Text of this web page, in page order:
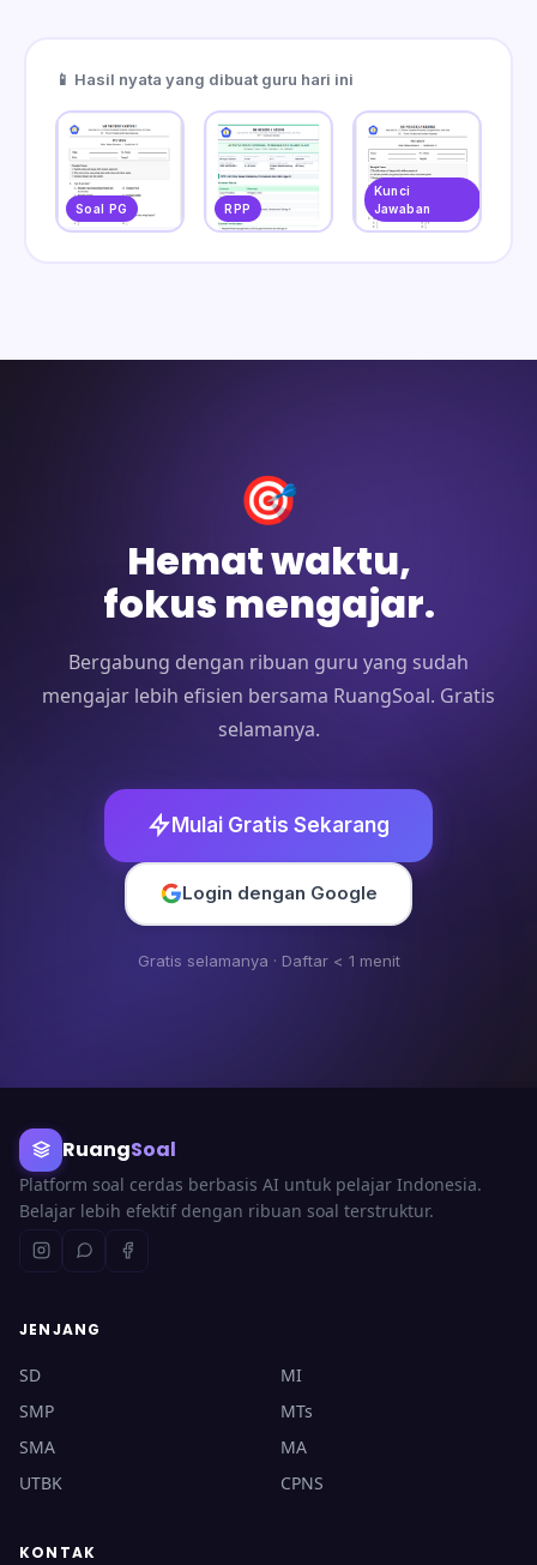
📱 Hasil nyata yang dibuat guru hari ini
Soal PG RPP
Kunci
Jawaban
🎯
Hemat waktu,
fokus mengajar.
Bergabung dengan ribuan guru yang sudah
mengajar lebih efisien bersama RuangSoal. Gratis
selamanya.
Mulai Gratis Sekarang
Login dengan Google
Gratis selamanya · Daftar < 1 menit
RuangSoal
Platform soal cerdas berbasis AI untuk pelajar Indonesia.
Belajar lebih efektif dengan ribuan soal terstruktur.
JENJANG
SD
MI
SMP
MTs
SMA
MA
UTBK
CPNS
KONTAK